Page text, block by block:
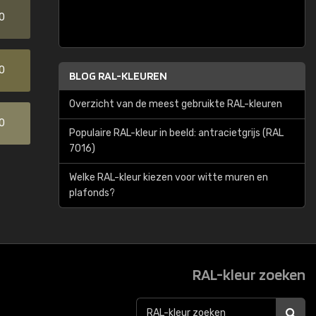
BLOG RAL-KLEUREN
Overzicht van de meest gebruikte RAL-kleuren
Populaire RAL-kleur in beeld: antracietgrijs (RAL
7016)
Welke RAL-kleur kiezen voor witte muren en
plafonds?
RAL-kleur zoeken